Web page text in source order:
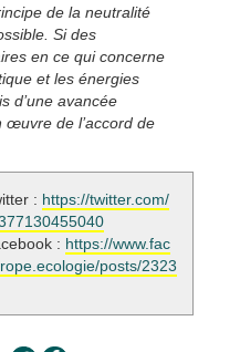
de la neutralité
Si des
en ce qui concerne
et les énergies
d’une avancée
œuvre de l’accord de
: https://twitter.com/
: https://www.fac
posts/2323